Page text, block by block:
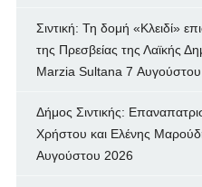
Σιντική: Τη δομή «Κλειδί»
της Πρεσβείας της Λαϊκής
Marzia Sultana 7
Δήμος Σιντικής:
Χρήστου και Ελένης
Αυγούστου 2026